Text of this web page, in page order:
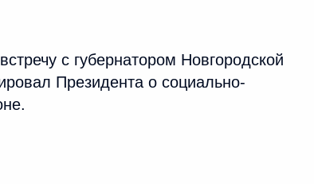
с губернатором Новгородской
Президента о социально-